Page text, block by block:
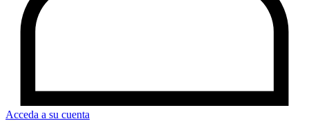
Acceda a su cuenta